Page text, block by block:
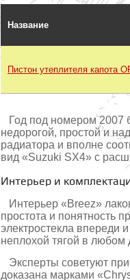
Название
Пистон утеплителя капота
Год под номером 2007
недорогой, простой и
радиатора и вполне
вид «Suzuki SX4» с
Интерьер и
Интерьер «Breez»
простота и понятность
электростекла впереди
неплохой тягой в любом
Эксперты советуют
доказана марками